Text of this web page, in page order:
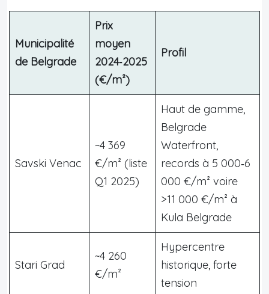
Municipalité
de Belgrade
Prix
moyen
2024‑2025
(€/m²)
Profil
Savski Venac
~4 369
€/m² (liste
Q1 2025)
Haut de gamme,
Belgrade
Waterfront,
records à 5 000‑6
000 €/m² voire
>11 000 €/m² à
Kula Belgrade
Stari Grad
~4 260
€/m²
Hypercentre
historique, forte
tension